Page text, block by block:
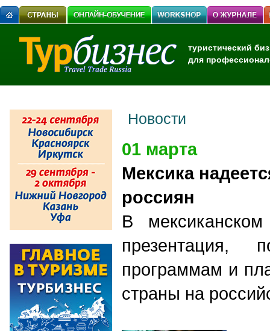
туристический
для
Новости
01 марта
Мексика
россиян
В
презентация,
программам и
страны на